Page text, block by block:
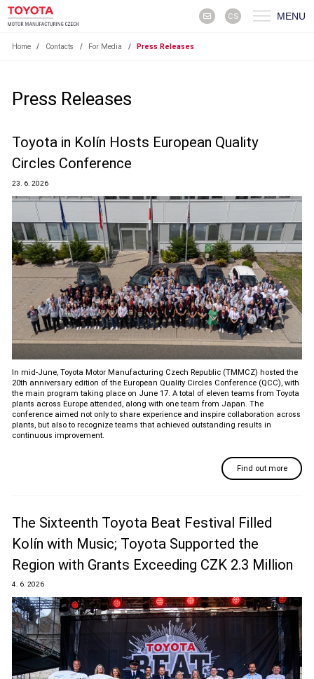
CS MENU
Home / Contacts / For Media / Press Releases
Press Releases
Toyota in Kolín Hosts European Quality
Circles Conference
23. 6. 2026
In mid-June, Toyota Motor Manufacturing Czech Republic (TMMCZ) hosted the
20th anniversary edition of the European Quality Circles Conference (QCC), with
the main program taking place on June 17. A total of eleven teams from Toyota
plants across Europe attended, along with one team from Japan. The
conference aimed not only to share experience and inspire collaboration across
plants, but also to recognize teams that achieved outstanding results in
continuous improvement.
Find out more
The Sixteenth Toyota Beat Festival Filled
Kolín with Music; Toyota Supported the
Region with Grants Exceeding CZK 2.3 Million
4. 6. 2026